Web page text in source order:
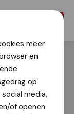
meer
en
op
media,
of openen